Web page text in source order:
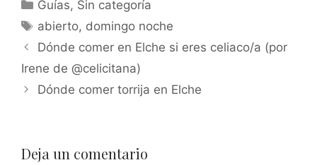
Guías, Sin categoría
Etiquetas
abierto, domingo noche
Dónde comer en Elche si eres celiaco/a (por
Irene de @celicitana)
Dónde comer torrija en Elche
Deja un comentario